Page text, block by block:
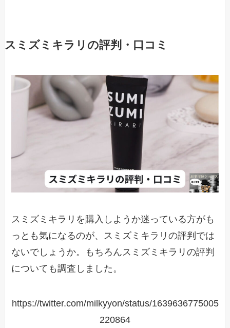
スミズミキラリの評判・口コミ
スミズミキラリを購入しようか迷っている方がも
っとも気になるのが、スミズミキラリの評判では
ないでしょうか。もちろんスミズミキラリの評判
についても調査しました。
https://twitter.com/milkyyon/status/1639636775005
220864